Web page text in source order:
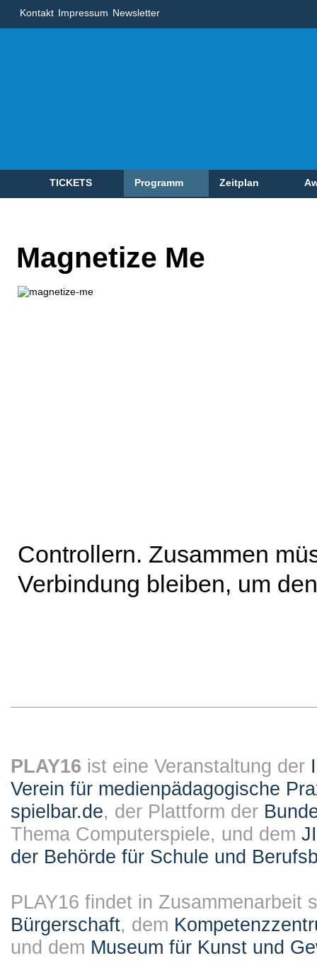
Kontakt Impressum Newsletter
TICKETS Programm Zeitplan
Magnetize Me
Controllern. Zusammen
Verbindung bleiben, um
PLAY16 ist eine Veranstaltung der
Verein für medienpädagogische
spielbar.de, der Plattform der
Thema Computerspiele, und dem
der Behörde für Schule und
PLAY16 findet in Zusammenarbeit
Bürgerschaft, dem
und dem Museum für Kunst und